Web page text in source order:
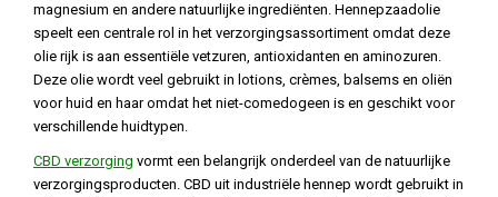
magnesium en andere natuurlijke ingrediënten. Hennepzaadolie
speelt een centrale rol in het verzorgingsassortiment omdat deze
olie rijk is aan essentiële vetzuren, antioxidanten en aminozuren.
Deze olie wordt veel gebruikt in lotions, crèmes, balsems en oliën
voor huid en haar omdat het niet-comedogeen is en geschikt voor
verschillende huidtypen.
CBD verzorging vormt een belangrijk onderdeel van de natuurlijke
verzorgingsproducten. CBD uit industriële hennep wordt gebruikt in